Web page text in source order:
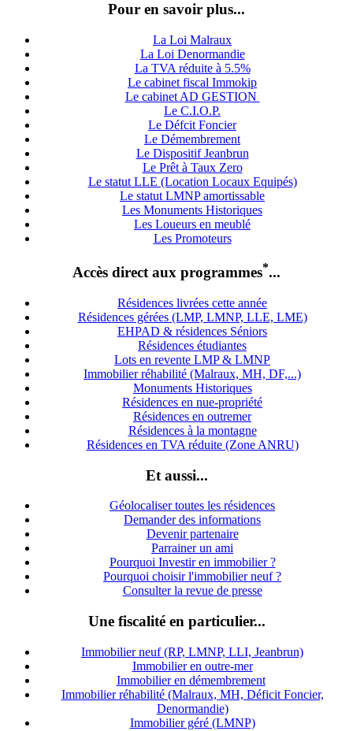
Pour en savoir plus...
La Loi Malraux
La Loi Denormandie
La TVA réduite à 5.5%
Le cabinet fiscal Immokip
Le cabinet AD GESTION
Le C.I.O.P.
Le Défcit Foncier
Le Démembrement
Le Dispositif Jeanbrun
Le Prêt à Taux Zero
Le statut LLE (Location Locaux Equipés)
Le statut LMNP amortissable
Les Monuments Historiques
Les Loueurs en meublé
Les Promoteurs
Accès direct aux programmes*...
Résidences livrées cette année
Résidences gérées (LMP, LMNP, LLE, LME)
EHPAD & résidences Séniors
Résidences étudiantes
Lots en revente LMP & LMNP
Immobilier réhabilité (Malraux, MH, DF,...)
Monuments Historiques
Résidences en nue-propriété
Résidences en outremer
Résidences à la montagne
Résidences en TVA réduite (Zone ANRU)
Et aussi...
Géolocaliser toutes les résidences
Demander des informations
Devenir partenaire
Parrainer un ami
Pourquoi Investir en immobilier ?
Pourquoi choisir l'immobilier neuf ?
Consulter la revue de presse
Une fiscalité en particulier...
Immobilier neuf (RP, LMNP, LLI, Jeanbrun)
Immobilier en outre-mer
Immobilier en démembrement
Immobilier réhabilité (Malraux, MH, Déficit Foncier,
Denormandie)
Immobilier géré (LMNP)